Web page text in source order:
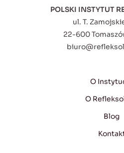
POLSKI INSTYTUT
ul. T.
22-600
O
O
Blog